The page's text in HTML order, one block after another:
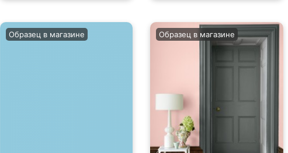
Образец в магазине Образец в магазине